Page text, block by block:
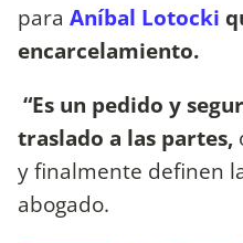
para Aníbal Lotocki
encarcelamiento.
“Es un pedido y
traslado a las partes,
y finalmente definen
abogado.